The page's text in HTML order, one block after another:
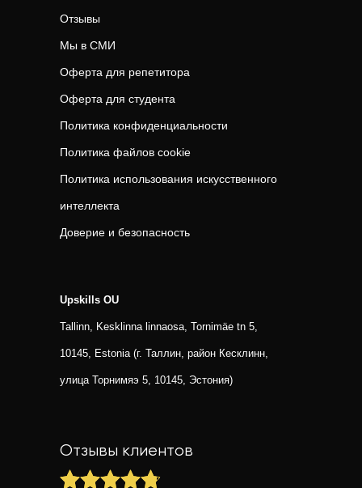
Отзывы
Мы в СМИ
Оферта для репетитора
Оферта для студента
Политика конфиденциальности
Политика файлов cookie
Политика использования искусственного
интеллекта
Доверие и безопасность
Upskills OU
Tallinn, Kesklinna linnaosa, Tornimäe tn 5,
10145, Estonia (г. Таллин, район Кесклинн,
улица Торнимяэ 5, 10145, Эстония)
Отзывы клиентов